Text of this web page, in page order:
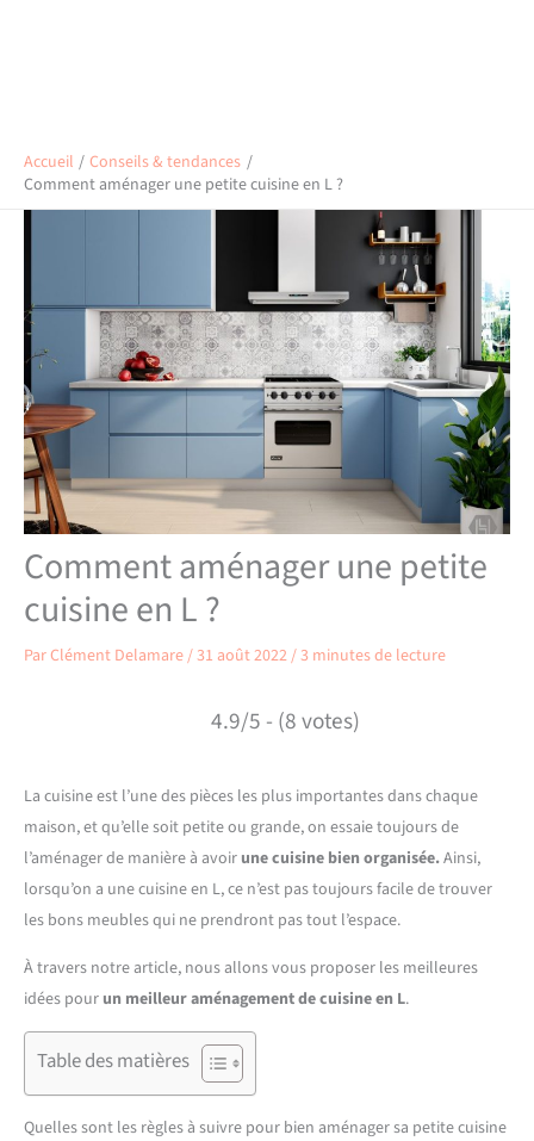
Accueil
Conseils & tendances
Comment aménager une petite cuisine en L ?
Comment aménager une petite
cuisine en L ?
ParClément Delamare/31 août 2022/3 minutes de lecture
4.9/5 - (8 votes)
La cuisine est l’une des pièces les plus importantes dans chaque
maison, et qu’elle soit petite ou grande, on essaie toujours de
l’aménager de manière à avoir une cuisine bien organisée.Ainsi,
lorsqu’on a une cuisine en L, ce n’est pas toujours facile de trouver
les bons meubles qui ne prendront pas tout l’espace.
À travers notre article, nous allons vous proposer les meilleures
idées pour un meilleur aménagement de cuisine en L.
Table des matières
Quelles sont les règles à suivre pour bien aménager sa petite cuisine